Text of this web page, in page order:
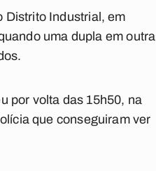
Distrito Industrial , em
uma dupla em outra
por volta das 15h50, na
que conseguiram ver